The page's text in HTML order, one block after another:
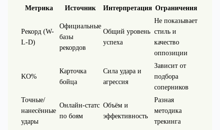
Метрика Источник Интерпретация Ограничения
Рекорд (W-
L-D)
Официальные
базы
рекордов
Общий уровень
успеха
Не показывает
стиль и
качество
оппозиции
KO%
Карточка
бойца
Сила удара и
агрессия
Зависит от
подбора
соперников
Точные/
нанесённые
удары
Онлайн-статс
по боям
Объём и
эффективность
Разная
методика
трекинга